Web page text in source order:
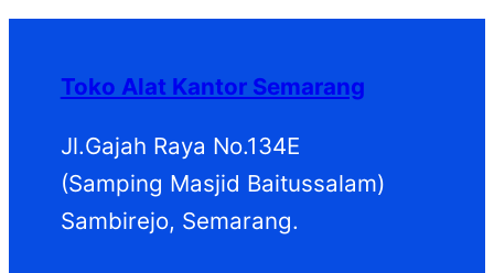
Toko Alat Kantor Semarang
Jl.Gajah Raya No.134E
(Samping Masjid Baitussalam)
Sambirejo, Semarang.